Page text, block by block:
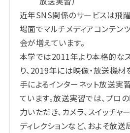
近年SNS関係のサービスは飛
場面でマルチメディアコンテン
会が増えています。
本学では2011年より本格的な
り、2019年には映像・放送機材
手によるインターネット放送実
ています。放送実習では、プロ
力いただき、カメラ、スイッチャ
ディレクションなど、およそ放